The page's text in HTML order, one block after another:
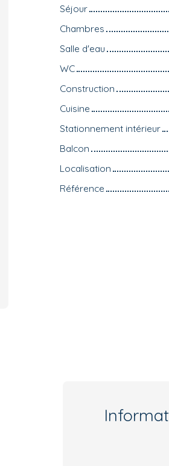
Séjour
Chambres
Salle d'eau
WC
Construction
Cuisine
Stationnement intérieur
Balcon
Localisation
Référence